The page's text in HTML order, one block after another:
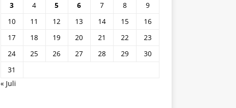
3
4 5 6 7 8
9
10
11 12 13 14 15
16
17
18 19 20 21 22
23
24
25 26 27 28 29
30
31
« Juli